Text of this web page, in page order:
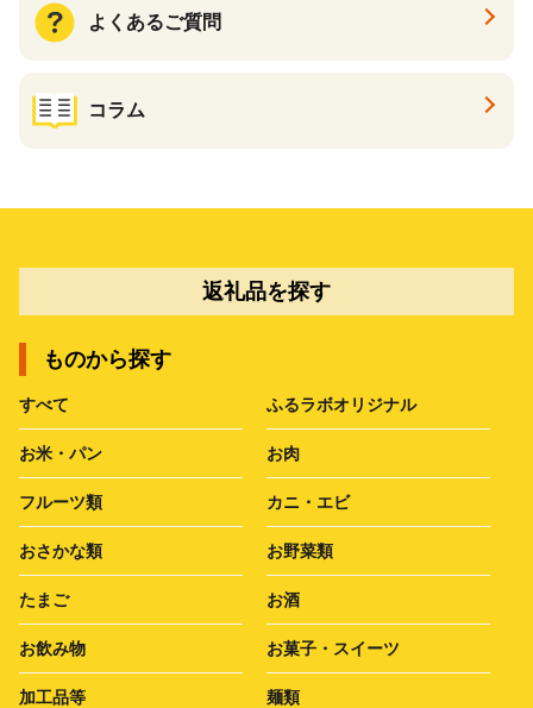
よくあるご質問
コラム
返礼品を探す
ものから探す
すべて ふるラボオリジナル
お米・パン お肉
フルーツ類 カニ・エビ
おさかな類 お野菜類
たまご お酒
お飲み物 お菓子・スイーツ
加工品等 麺類